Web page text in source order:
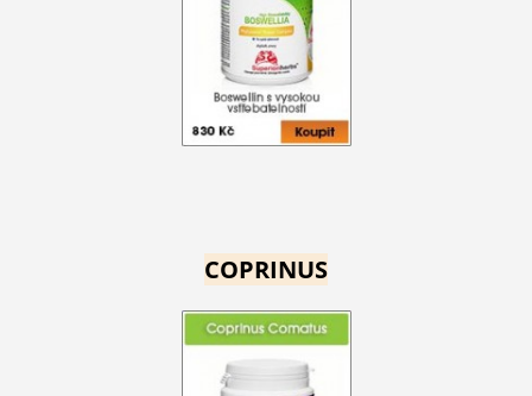
COPRINUS